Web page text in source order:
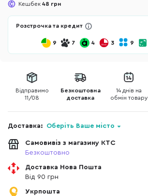
Кешбек 48 грн
Розстрочка та кредит
9 7 4 3 9
Відправимо
11/08
Безкоштовна
доставка
14 днів на
обмін товару
Доставка: Оберіть Ваше місто
Самовивіз з магазину КТС
Безкоштовно
Доставка Нова Пошта
Від 90 грн
Укрпошта